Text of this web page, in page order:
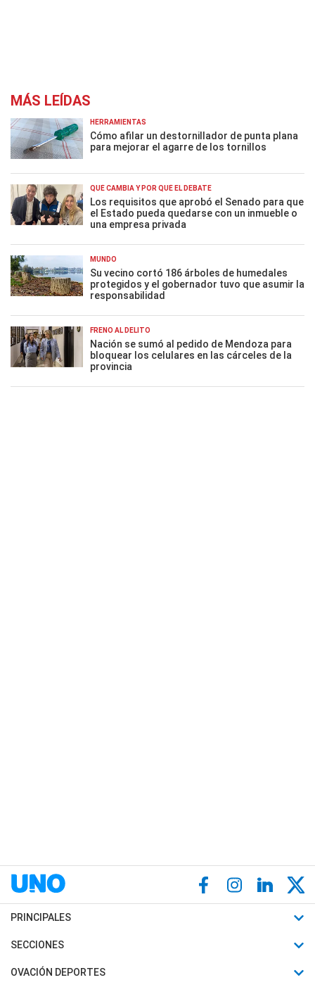
MÁS LEÍDAS
HERRAMIENTAS
Cómo afilar un destornillador de punta plana
para mejorar el agarre de los tornillos
QUÉ CAMBIA Y POR QUÉ EL DEBATE
Los requisitos que aprobó el Senado para que
el Estado pueda quedarse con un inmueble o
una empresa privada
MUNDO
Su vecino cortó 186 árboles de humedales
protegidos y el gobernador tuvo que asumir la
responsabilidad
FRENO AL DELITO
Nación se sumó al pedido de Mendoza para
bloquear los celulares en las cárceles de la
provincia
PRINCIPALES
Últimas Noticias
Política
SECCIONES
Horóscopo
OVACIÓN DEPORTES